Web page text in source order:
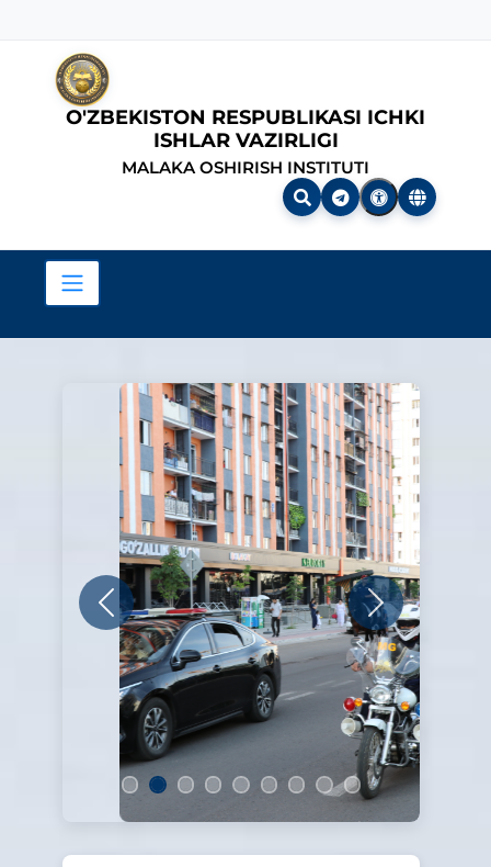
O'ZBEKISTON RESPUBLIKASI ICHKI
ISHLAR VAZIRLIGI
MALAKA OSHIRISH INSTITUTI
Oldingi Keyingi